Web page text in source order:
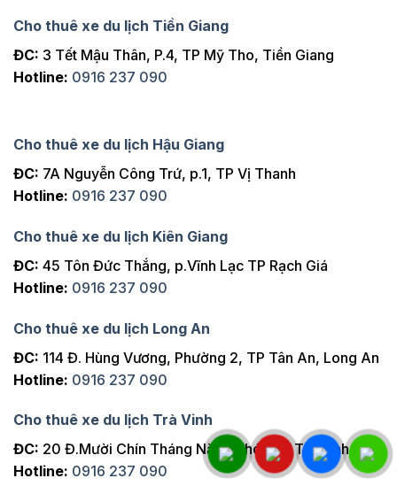
Cho thuê xe du lịch Tiền Giang
ĐC: 3 Tết Mậu Thân, P.4, TP Mỹ Tho, Tiền Giang
Hotline: 0916 237 090
Cho thuê xe du lịch Hậu Giang
ĐC: 7A Nguyễn Công Trứ, p.1, TP Vị Thanh
Hotline: 0916 237 090
Cho thuê xe du lịch Kiên Giang
ĐC: 45 Tôn Đức Thắng, p.Vĩnh Lạc TP Rạch Giá
Hotline: 0916 237 090
Cho thuê xe du lịch Long An
ĐC: 114 Đ. Hùng Vương, Phường 2, TP Tân An, Long An
Hotline: 0916 237 090
Cho thuê xe du lịch Trà Vinh
ĐC: 20 Đ.Mười Chín Tháng Năm, Khóm 2, Trà Vinh
Hotline: 0916 237 090